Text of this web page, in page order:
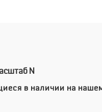
N
в наличии на